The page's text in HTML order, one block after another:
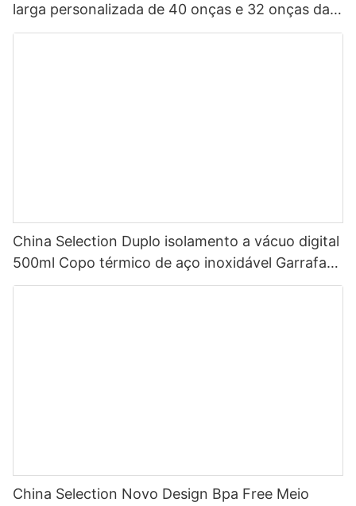
larga personalizada de 40 onças e 32 onças da
China, garrafa de água esportiva isolada em aço
China Selection Duplo isolamento a vácuo digital
500ml Copo térmico de aço inoxidável Garrafa
de água inteligente com display de temperatura
China Selection Novo Design Bpa Free Meio